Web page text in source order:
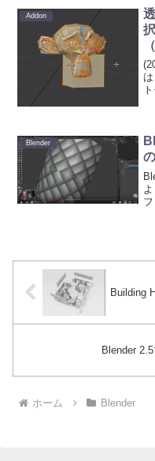
Addon
Blender
Building
Blender
ホーム Blender